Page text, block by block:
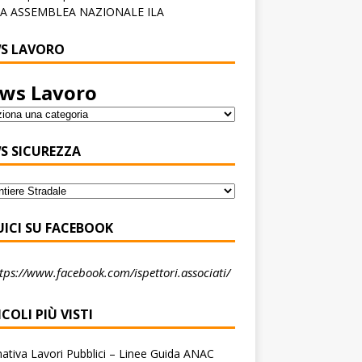
ASSEMBLEA NAZIONALE ILA
LAVORO
Lavoro
SICUREZZA
SU FACEBOOK
www.facebook.com/ispettori.associati/
PIÙ VISTI
Lavori Pubblici – Linee Guida ANAC